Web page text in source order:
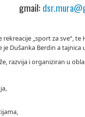
gmail:
„sport za sve“,
Dušanka Berdin a tajnica
razvija i organiziran u